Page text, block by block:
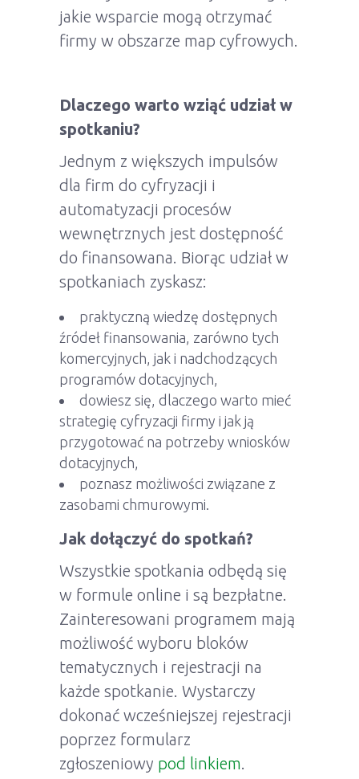
jakie wsparcie mogą otrzymać
firmy w obszarze map cyfrowych.
Dlaczego warto wziąć udział w
spotkaniu?
Jednym z większych impulsów
dla firm do cyfryzacji i
automatyzacji procesów
wewnętrznych jest dostępność
do finansowana. Biorąc udział w
spotkaniach zyskasz:
praktyczną wiedzę dostępnych
źródeł finansowania, zarówno tych
komercyjnych, jak i nadchodzących
programów dotacyjnych,
dowiesz się, dlaczego warto mieć
strategię cyfryzacji firmy i jak ją
przygotować na potrzeby wniosków
dotacyjnych,
poznasz możliwości związane z
zasobami chmurowymi.
Jak dołączyć do spotkań?
Wszystkie spotkania odbędą się
w formule online i są bezpłatne.
Zainteresowani programem mają
możliwość wyboru bloków
tematycznych i rejestracji na
każde spotkanie. Wystarczy
dokonać wcześniejszej rejestracji
poprzez formularz
zgłoszeniowy pod linkiem.